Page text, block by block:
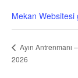
Mekan Websitesi
Ayın Antrenmanı
2026